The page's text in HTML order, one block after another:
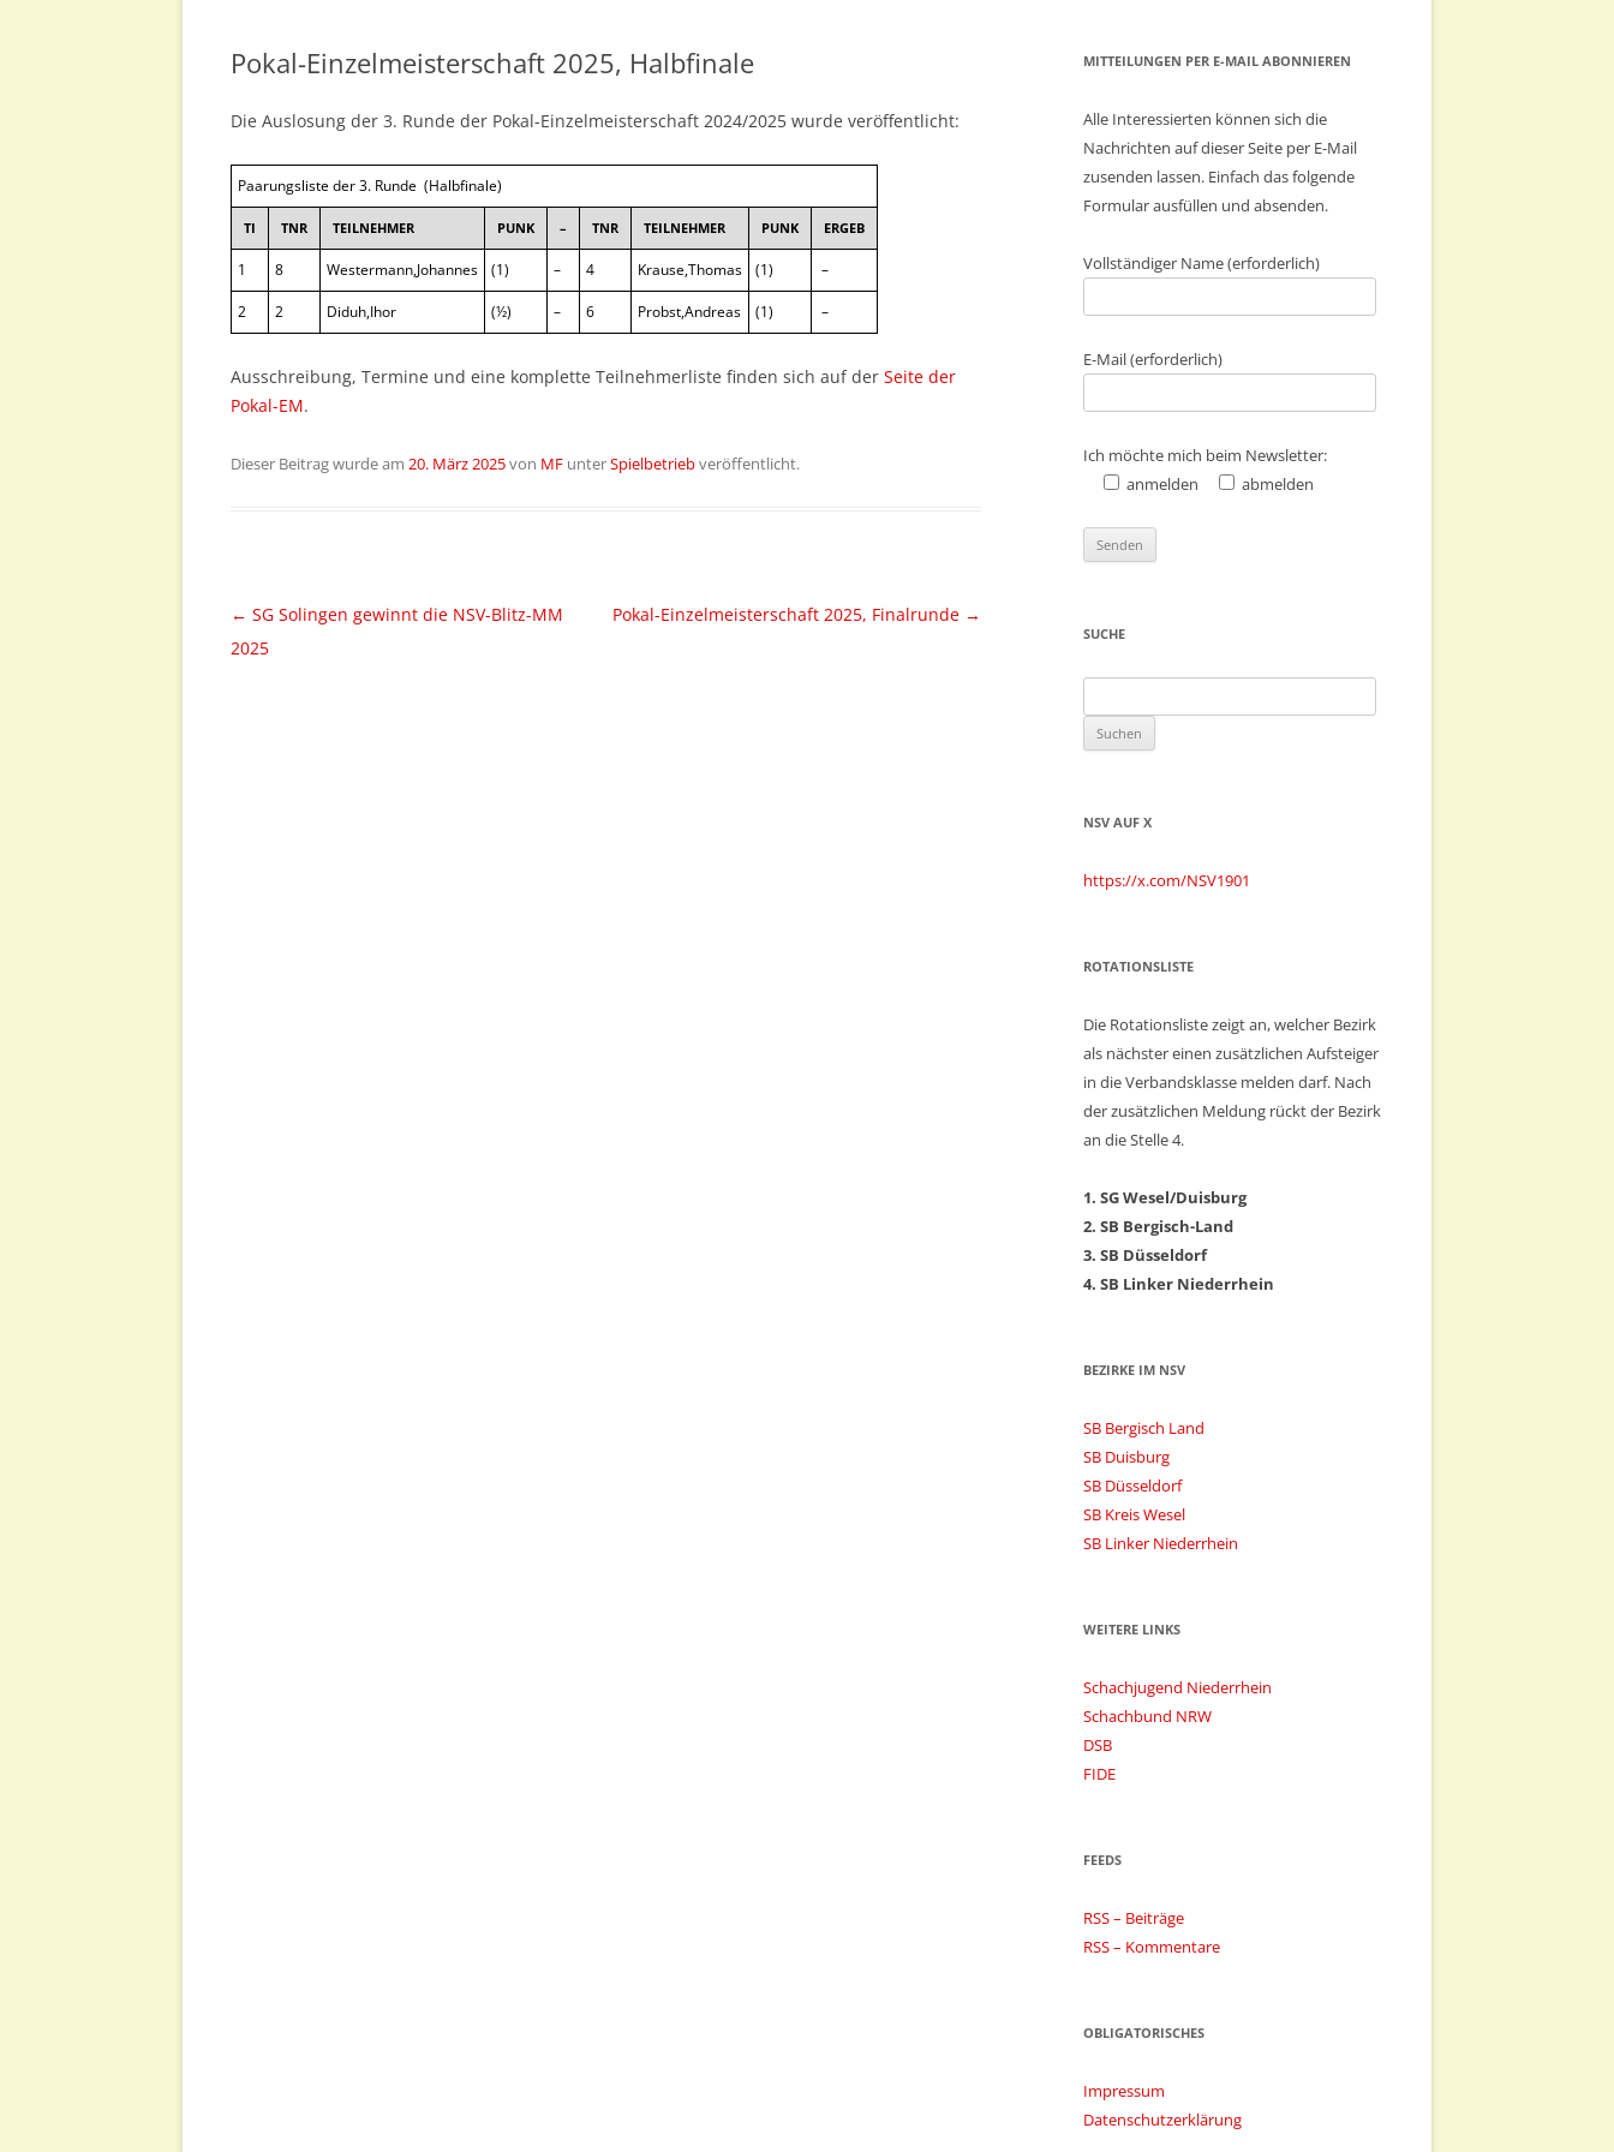
SCHNELLSCHACH-EM
SCHACH-960-EM
Pokal-Einzelmeisterschaft 2025, Halbfinale
Die Auslosung der 3. Runde der Pokal-Einzelmeisterschaft 2024/2025 wurde veröffentlicht:
Paarungsliste der 3. Runde (Halbfinale)
TI TNR TEILNEHMER PUNK – TNR TEILNEHMER PUNK ERGEB
1 8 Westermann,Johannes (1) – 4 Krause,Thomas (1) –
2 2 Diduh,Ihor (½) – 6 Probst,Andreas (1) –
Ausschreibung, Termine und eine komplette Teilnehmerliste finden sich auf der Seite der
Pokal-EM.
Dieser Beitrag wurde am 20. März 2025von MF unterSpielbetriebveröffentlicht.
Beitragsnavigation
← SG Solingen gewinnt die NSV-Blitz-MM
2025
Pokal-Einzelmeisterschaft 2025, Finalrunde →
MITTEILUNGEN PER E-MAIL ABONNIEREN
Alle Interessierten können sich die
Nachrichten auf dieser Seite per E-Mail
zusenden lassen. Einfach das folgende
Formular ausfüllen und absenden.
Vollständiger Name (erforderlich)
E-Mail (erforderlich)
Ich möchte mich beim Newsletter:
anmelden
abmelden
SUCHE
nach:
NSV AUF X
https://x.com/NSV1901
ROTATIONSLISTE
Die Rotationsliste zeigt an, welcher Bezirk
als nächster einen zusätzlichen Aufsteiger
in die Verbandsklasse melden darf. Nach
der zusätzlichen Meldung rückt der Bezirk
an die Stelle 4.
1. SG Wesel/Duisburg
2. SB Bergisch-Land
3. SB Düsseldorf
4. SB Linker Niederrhein
BEZIRKE IM NSV
SB Bergisch Land
SB Duisburg
SB Düsseldorf
SB Kreis Wesel
SB Linker Niederrhein
WEITERE LINKS
Schachjugend Niederrhein
Schachbund NRW
DSB
FIDE
FEEDS
RSS – Beiträge
RSS – Kommentare
OBLIGATORISCHES
Impressum
Datenschutzerklärung